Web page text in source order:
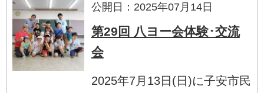
公開日：2025年07月14日
第29回 八ヨー会体験･交流
会
2025年7月13日(日)に子安市民